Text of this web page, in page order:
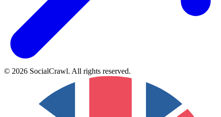
© 2026 SocialCrawl. All rights reserved.